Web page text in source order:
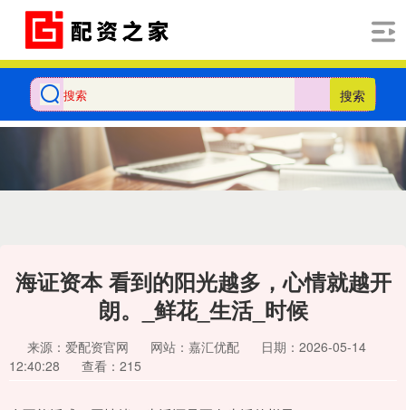
搜索
海证资本 看到的阳光越多，心情就越开
朗。_鲜花_生活_时候
来源：爱配资官网 网站：嘉汇优配
日期：2026-05-14
12:40:28
查看：215